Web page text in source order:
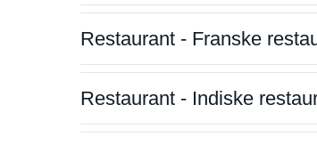
Restaurant - Franske
Restaurant - Indiske